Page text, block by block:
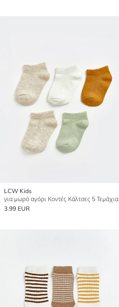
LCW Kids
για μωρό αγόρι Κοντές Κάλτσες 5 Τεμάχια
3.99 EUR